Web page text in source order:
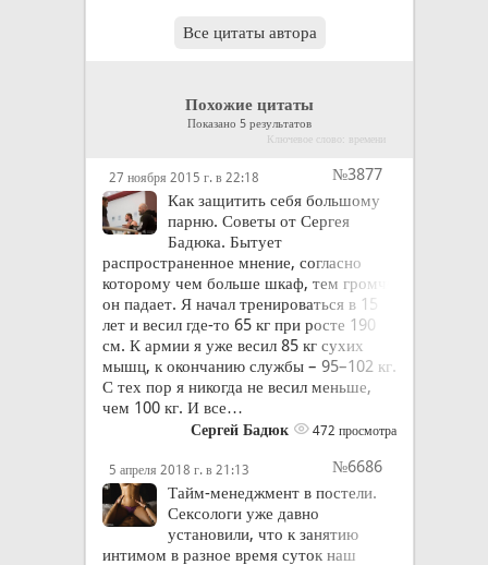
Все цитаты автора
Похожие цитаты
Показано 5 результатов
Ключевое слово: времени
27 ноября 2015 г. в 22:18
№3877
Как защитить себя большому
парню. Советы от Сергея
Бадюка. Бытует
распространенное мнение, согласно
которому чем больше шкаф, тем громче
он падает. Я начал тренироваться в 15
лет и весил где-то 65 кг при росте 190
см. К армии я уже весил 85 кг сухих
мышц, к окончанию службы – 95–102 кг.
С тех пор я никогда не весил меньше,
чем 100 кг. И все…
Сергей Бадюк 472 просмотра
5 апреля 2018 г. в 21:13
№6686
Тайм-менеджмент в постели.
Сексологи уже давно
установили, что к занятию
интимом в разное время суток наш